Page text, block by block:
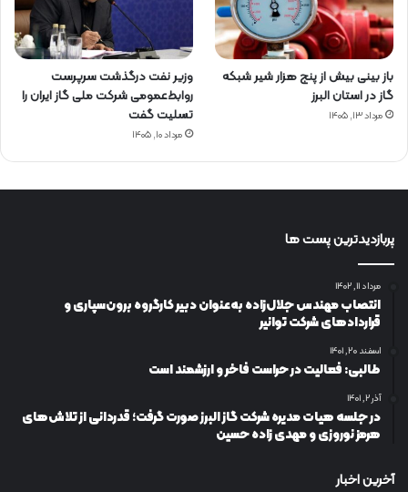
باز بینی بیش از پنج هزار شیر شبکه
گاز در استان البرز
مرداد ۱۳, ۱۴۰۵
وزیر نفت درگذشت سرپرست
روابط‌عمومی شرکت ملی گاز ایران را
تسلیت گفت
مرداد ۱۰, ۱۴۰۵
پربازدیدترین پست ها
مرداد ۱۱, ۱۴۰۲
انتصاب مهندس جلال‌زاده به‌عنوان دبیر كارگروه برون‌سپاری و
قراردادهای شركت توانیر
اسفند ۲۰, ۱۴۰۱
طالبی: فعالیت در حراست فاخر و ارزشمند است
آذر ۲, ۱۴۰۱
در جلسه هیات مدیره شرکت گاز البرز صورت گرفت؛ قدردانی از تلاش‌های
هرمز نوروزی و مهدی زاده حسین
آخرین اخبار